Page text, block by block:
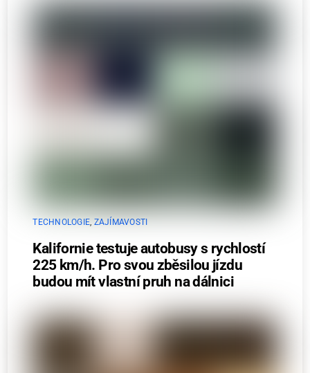
TECHNOLOGIE ZAJÍMAVOSTI
Kalifornie testuje autobusy s rychlostí
225 km/h. Pro svou zběsilou jízdu
budou mít vlastní pruh na dálnici